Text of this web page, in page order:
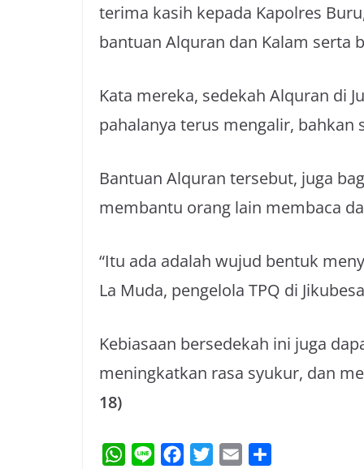
terima kasih kepada Kapolres
bantuan Alquran dan Kalam serta
Kata mereka, sedekah Alquran di
pahalanya terus mengalir, bahkan
Bantuan Alquran tersebut, juga
membantu orang lain membaca
“Itu ada adalah wujud bentuk
La Muda, pengelola TPQ di
Kebiasaan bersedekah ini juga
meningkatkan rasa syukur, dan
18)
W